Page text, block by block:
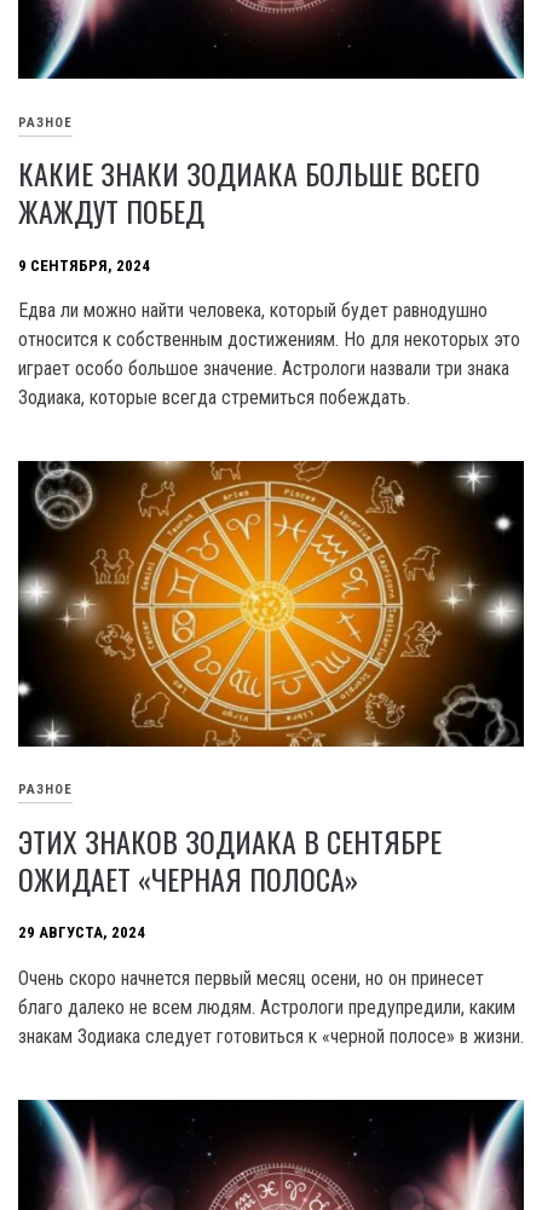
РАЗНОЕ
КАКИЕ ЗНАКИ ЗОДИАКА БОЛЬШЕ ВСЕГО
ЖАЖДУТ ПОБЕД
9 СЕНТЯБРЯ, 2024
Едва ли можно найти человека, который будет равнодушно
относится к собственным достижениям. Но для некоторых это
играет особо большое значение. Астрологи назвали три знака
Зодиака, которые всегда стремиться побеждать.
РАЗНОЕ
ЭТИХ ЗНАКОВ ЗОДИАКА В СЕНТЯБРЕ
ОЖИДАЕТ «ЧЕРНАЯ ПОЛОСА»
29 АВГУСТА, 2024
Очень скоро начнется первый месяц осени, но он принесет
благо далеко не всем людям. Астрологи предупредили, каким
знакам Зодиака следует готовиться к «черной полосе» в жизни.